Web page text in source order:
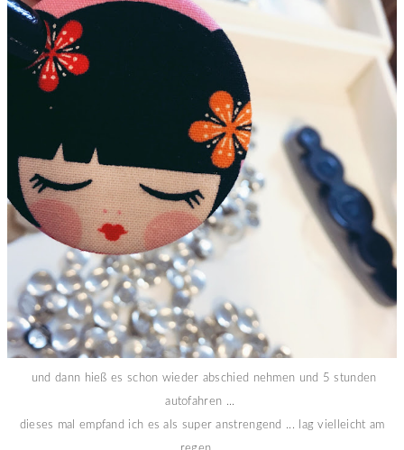
und dann hieß es schon wieder abschied nehmen und 5 stunden
autofahren ...
dieses mal empfand ich es als super anstrengend ... lag vielleicht am